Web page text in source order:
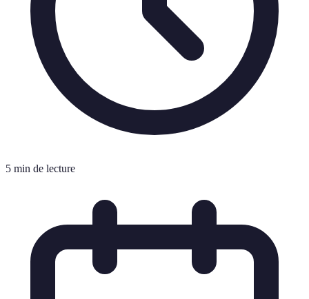
5 min de lecture